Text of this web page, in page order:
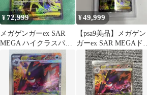
¥72,999
メガゲンガーex SAR
MEGA ハイクラスパッ
ク MEGAドリームex
2…
¥49,999
【psa9美品】メガゲン
ガーex SAR MEGAドリ
ームex